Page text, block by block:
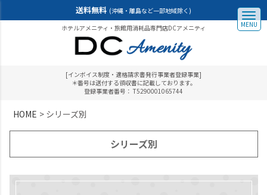
送料無料 (沖縄・離島など一部地域除く)
ホテルアメニティ・旅館用消耗品専門店DCアメニティ
[インボイス制度・適格請求書発行事業者登録事業]
＊番号は送付する領収書に記載しております。
登録事業者番号： T5290001065744
MENU
HOME シリーズ別
シリーズ別